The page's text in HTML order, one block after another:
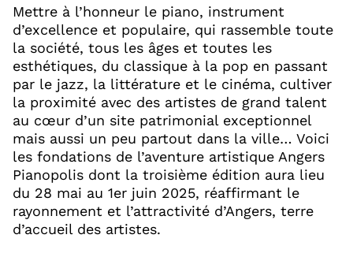
Mettre à l’honneur le piano, instrument
d’excellence et populaire, qui rassemble toute
la société, tous les âges et toutes les
esthétiques, du classique à la pop en passant
par le jazz, la littérature et le cinéma, cultiver
la proximité avec des artistes de grand talent
au cœur d’un site patrimonial exceptionnel
mais aussi un peu partout dans la ville… Voici
les fondations de l’aventure artistique Angers
Pianopolis dont la troisième édition aura lieu
du 28 mai au 1er juin 2025, réaffirmant le
rayonnement et l’attractivité d’Angers, terre
d’accueil des artistes.